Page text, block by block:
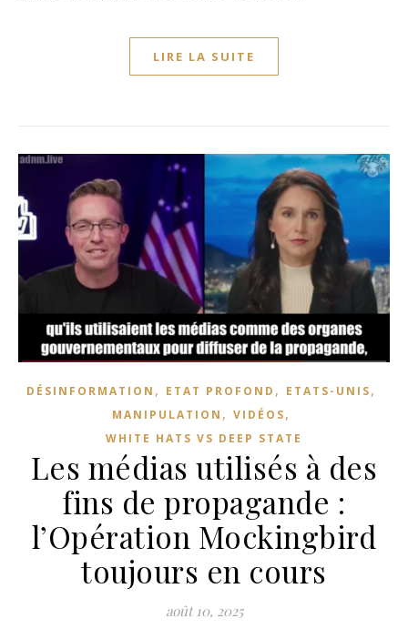
LIRE LA SUITE
DÉSINFORMATION , ETAT PROFOND , ETATS-UNIS,
MANIPULATION , VIDÉOS,
WHITE HATS VS DEEP STATE
Les médias utilisés à des
fins de propagande :
l’Opération Mockingbird
toujours en cours
août 10, 2025